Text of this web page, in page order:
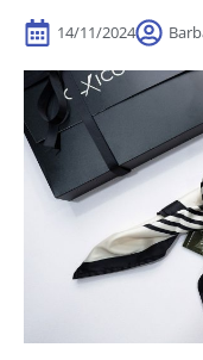
14/11/2024